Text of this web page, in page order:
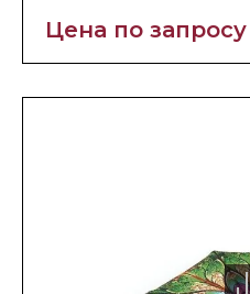
Цена по запросу